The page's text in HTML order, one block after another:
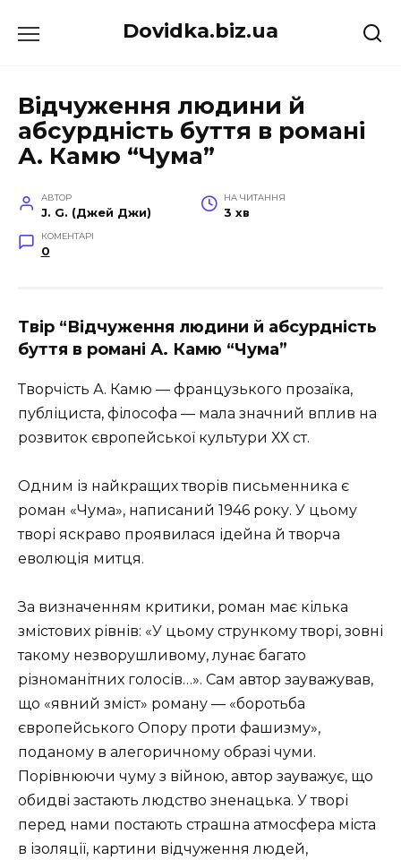
до
Dovidka.biz.ua
Відчуження людини й
абсурдність буття в романі
А. Камю “Чума”
АВТОР
J. G. (Джей Джи)
НА ЧИТАННЯ
3 хв
КОМЕНТАРІ
0
Твір “Відчуження людини й абсурдність
буття в романі А. Камю “Чума”
Творчість А. Камю — французького прозаїка,
публіциста, філософа — мала значний вплив на
розвиток європейської культури ХХ ст.
Одним із найкращих творів письменника є
роман «Чума», написаний 1946 року. У цьому
творі яскраво проявилася ідейна й творча
еволюція митця.
За визначенням критики, роман має кілька
змістових рівнів: «У цьому стрункому творі, зовні
такому незворушливому, лунає багато
різноманітних голосів…». Сам автор зауважував,
що «явний зміст» роману — «боротьба
європейського Опору проти фашизму»,
поданому в алегоричному образі чуми.
Порівнюючи чуму з війною, автор зауважує, що
обидві застають людство зненацька. У творі
перед нами постають страшна атмосфера міста
в ізоляції, картини відчуження людей,